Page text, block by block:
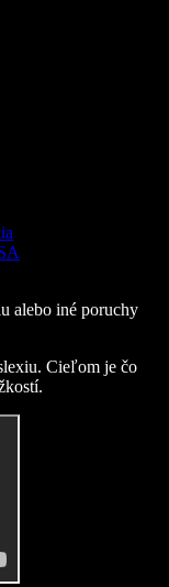
alebo iné poruchy
Cieľom je čo